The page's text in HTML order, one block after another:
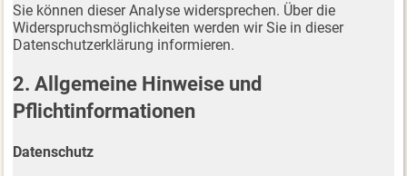
Sie können dieser Analyse widersprechen. Über die
Widerspruchsmöglichkeiten werden wir Sie in dieser
Datenschutzerklärung informieren.
2. Allgemeine Hinweise und
Pflichtinformationen
Datenschutz